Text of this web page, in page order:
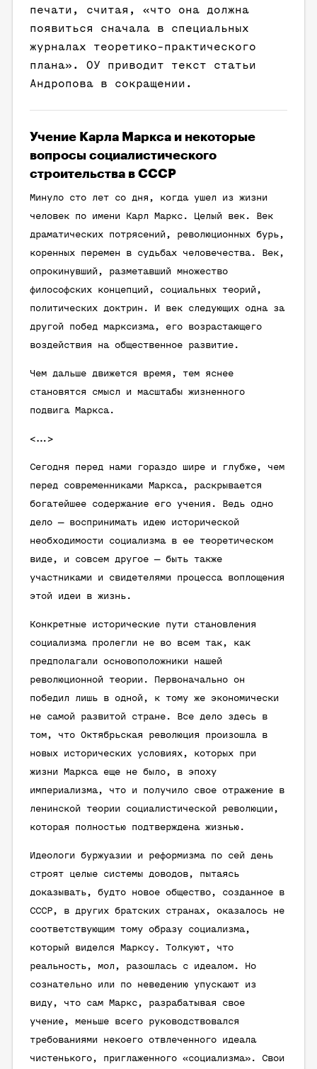
печати, считая, «что она должна
появиться сначала в специальных
журналах теоретико-практического
плана». ОУ приводит текст статьи
Андропова в сокращении.
Учение Карла Маркса и некоторые
вопросы социалистического
строительства в СССР
Минуло сто лет со дня, когда ушел из жизни
человек по имени Карл Маркс. Целый век. Век
драматических потрясений, революционных бурь,
коренных перемен в судьбах человечества. Век,
опрокинувший, разметавший множество
философских концепций, социальных теорий,
политических доктрин. И век следующих одна за
другой побед марксизма, его возрастающего
воздействия на общественное развитие.
Чем дальше движется время, тем яснее
становятся смысл и масштабы жизненного
подвига Маркса.
<…>
Сегодня перед нами гораздо шире и глубже, чем
перед современниками Маркса, раскрывается
богатейшее содержание его учения. Ведь одно
дело — воспринимать идею исторической
необходимости социализма в ее теоретическом
виде, и совсем другое — быть также
участниками и свидетелями процесса воплощения
этой идеи в жизнь.
Конкретные исторические пути становления
социализма пролегли не во всем так, как
предполагали основоположники нашей
революционной теории. Первоначально он
победил лишь в одной, к тому же экономически
не самой развитой стране. Все дело здесь в
том, что Октябрьская революция произошла в
новых исторических условиях, которых при
жизни Маркса еще не было, в эпоху
империализма, что и получило свое отражение в
ленинской теории социалистической революции,
которая полностью подтверждена жизнью.
Идеологи буржуазии и реформизма по сей день
строят целые системы доводов, пытаясь
доказывать, будто новое общество, созданное в
СССР, в других братских странах, оказалось не
соответствующим тому образу социализма,
который виделся Марксу. Толкуют, что
реальность, мол, разошлась с идеалом. Но
сознательно или по неведению упускают из
виду, что сам Маркс, разрабатывая свое
учение, меньше всего руководствовался
требованиями некоего отвлеченного идеала
чистенького, приглаженного «социализма». Свои